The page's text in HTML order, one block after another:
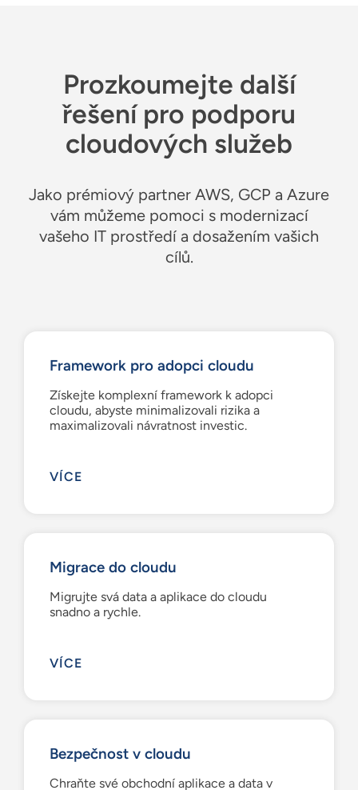
Prozkoumejte další
řešení pro podporu
cloudových služeb
Jako prémiový partner AWS, GCP a Azure
vám můžeme pomoci s modernizací
vašeho IT prostředí a dosažením vašich
cílů.
Framework pro adopci cloudu
Získejte komplexní framework k adopci
cloudu, abyste minimalizovali rizika a
maximalizovali návratnost investic.
VÍCE
Migrace do cloudu
Migrujte svá data a aplikace do cloudu
snadno a rychle.
VÍCE
Bezpečnost v cloudu
Chraňte své obchodní aplikace a data v